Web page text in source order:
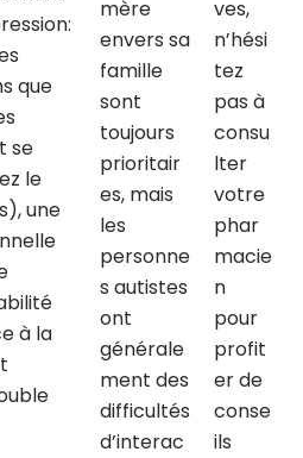
que
se
le
une
à la
mère
envers sa
famille
sont
toujours
prioritair
es, mais
les
personne
s autistes
ont
générale
ment des
difficultés
d’interac
ves,
n’hési
tez
pas à
consu
lter
votre
phar
macie
n
pour
profit
er de
conse
ils